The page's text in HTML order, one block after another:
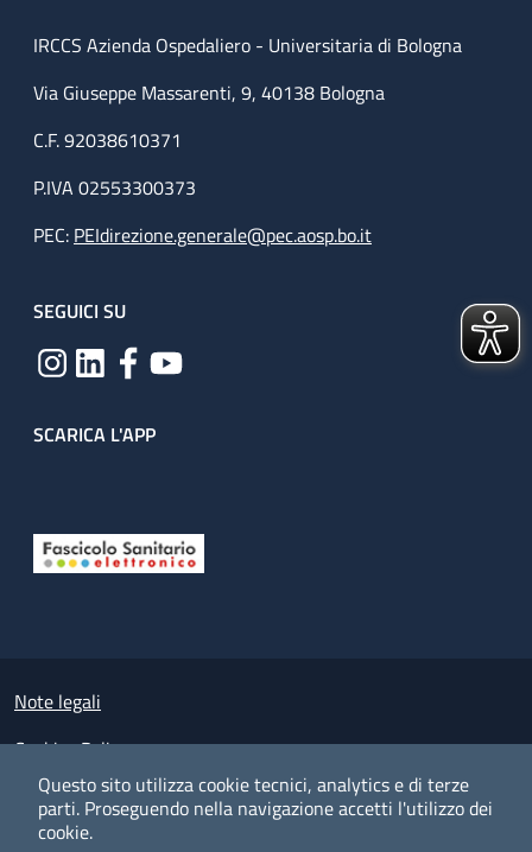
Questo sito utilizza cookie tecnici, analytics e di terze
parti. Proseguendo nella navigazione accetti l'utilizzo dei
cookie.
IRCCS Azienda Ospedaliero - Universitaria di Bologna
Via Giuseppe Massarenti, 9, 40138 Bologna
C.F. 92038610371
P.IVA 02553300373
PEC: PEIdirezione.generale@pec.aosp.bo.it
SEGUICI SU
SCARICA L'APP
Small prints
Note legali
Cookies Policy
Policy privacy e protezione del dato personale
Albo pretorio on-line